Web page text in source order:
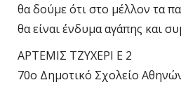
θα δούμε ότι στο μέλλον τα
θα είναι ένδυμα αγάπης και
ΑΡΤΕΜΙΣ ΤΖΥΧΕΡΙ Ε 2
70ο Δημοτικό Σχολείο